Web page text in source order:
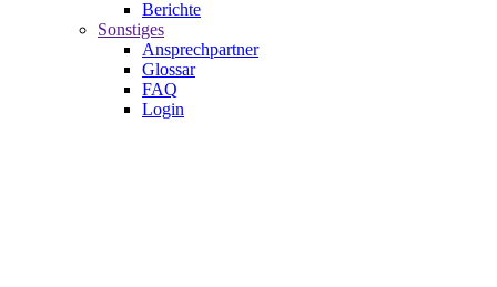
Berichte
Sonstiges
Ansprechpartner
Glossar
FAQ
Login